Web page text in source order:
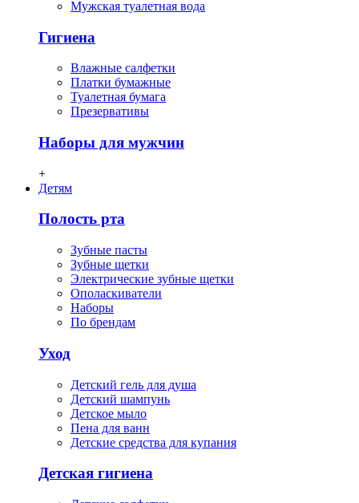
Мужская туалетная вода
Гигиена
Влажные салфетки
Платки бумажные
Туалетная бумага
Презервативы
Наборы для мужчин
+
Детям
Полость рта
Зубные пасты
Зубные щетки
Электрические зубные щетки
Ополаскиватели
Наборы
По брендам
Уход
Детский гель для душа
Детский шампунь
Детское мыло
Пена для ванн
Детские средства для купания
Детская гигиена